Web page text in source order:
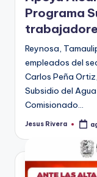
Programa
Reynosa,
empleados del
Carlos Peña
Subsidio del
Comisionado…
Publicado
Jesus Rivera